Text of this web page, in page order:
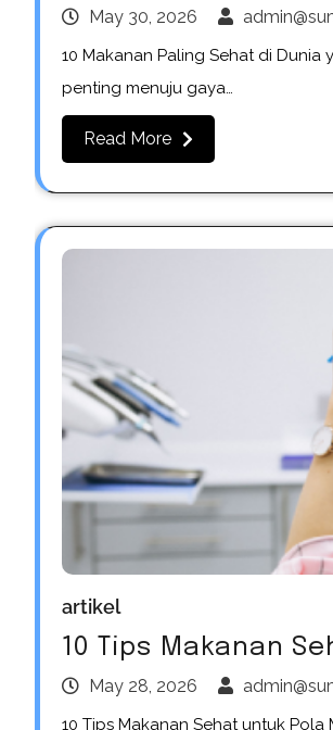
May 30, 2026
10 Makanan Paling Sehat di
penting menuju gaya…
Read More
artikel
10 Tips Makanan
May 28, 2026
10 Tips Makanan Sehat untuk